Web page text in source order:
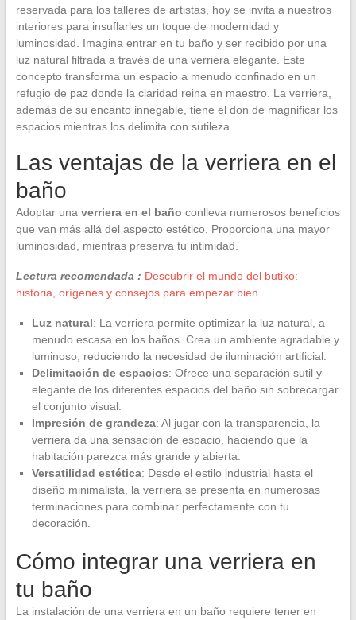
reservada para los talleres de artistas, hoy se invita a nuestros
interiores para insuflarles un toque de modernidad y
luminosidad. Imagina entrar en tu baño y ser recibido por una
luz natural filtrada a través de una verriera elegante. Este
concepto transforma un espacio a menudo confinado en un
refugio de paz donde la claridad reina en maestro. La verriera,
además de su encanto innegable, tiene el don de magnificar los
espacios mientras los delimita con sutileza.
Las ventajas de la verriera en el
baño
Adoptar una verriera en el baño conlleva numerosos beneficios
que van más allá del aspecto estético. Proporciona una mayor
luminosidad, mientras preserva tu intimidad.
Lectura recomendada : Descubrir el mundo del butiko:
historia, orígenes y consejos para empezar bien
Luz natural: La verriera permite optimizar la luz natural, a
menudo escasa en los baños. Crea un ambiente agradable y
luminoso, reduciendo la necesidad de iluminación artificial.
Delimitación de espacios: Ofrece una separación sutil y
elegante de los diferentes espacios del baño sin sobrecargar
el conjunto visual.
Impresión de grandeza: Al jugar con la transparencia, la
verriera da una sensación de espacio, haciendo que la
habitación parezca más grande y abierta.
Versatilidad estética: Desde el estilo industrial hasta el
diseño minimalista, la verriera se presenta en numerosas
terminaciones para combinar perfectamente con tu
decoración.
Cómo integrar una verriera en
tu baño
La instalación de una verriera en un baño requiere tener en